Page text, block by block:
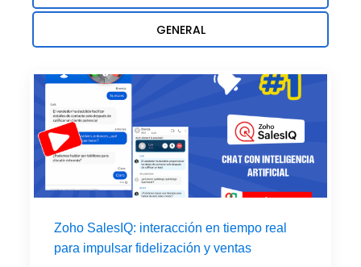
GENERAL
Zoho SalesIQ: interacción en tiempo real
para impulsar fidelización y ventas